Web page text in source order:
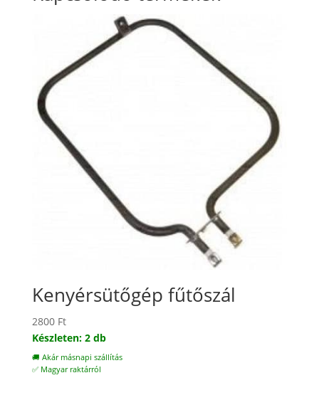
Kenyérsütőgép fűtőszál
2800 Ft
Készleten: 2 db
🚚 Akár másnapi szállítás
✅ Magyar raktárról